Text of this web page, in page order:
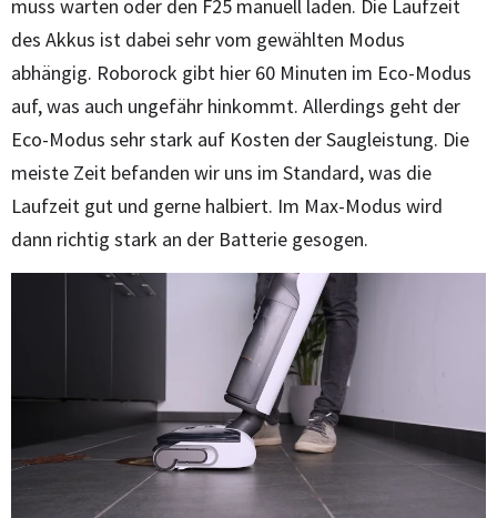
muss warten oder den F25 manuell laden. Die Laufzeit
des Akkus ist dabei sehr vom gewählten Modus
abhängig. Roborock gibt hier 60 Minuten im Eco-Modus
auf, was auch ungefähr hinkommt. Allerdings geht der
Eco-Modus sehr stark auf Kosten der Saugleistung. Die
meiste Zeit befanden wir uns im Standard, was die
Laufzeit gut und gerne halbiert. Im Max-Modus wird
dann richtig stark an der Batterie gesogen.